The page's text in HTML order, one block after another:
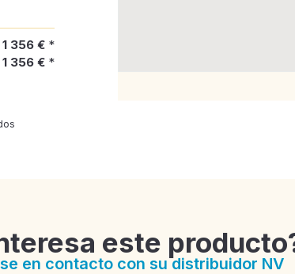
1 356 € *
1 356 € *
este
en contacto con su distribuidor NV